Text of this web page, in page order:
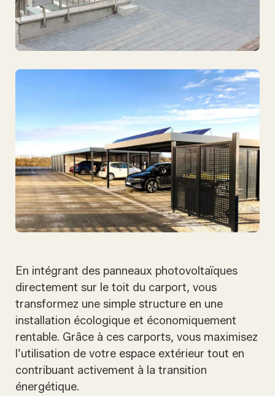
En intégrant des panneaux photovoltaïques
directement sur le toit du carport, vous
transformez une simple structure en une
installation écologique et économiquement
rentable. Grâce à ces carports, vous maximisez
l’utilisation de votre espace extérieur tout en
contribuant activement à la transition
énergétique.